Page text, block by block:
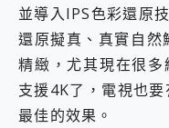
並導入IPS色彩還原
還原擬真、真實自
精緻，尤其現在很
支援4K了，電視也
最佳的效果。